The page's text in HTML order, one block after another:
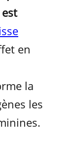
en
la
les